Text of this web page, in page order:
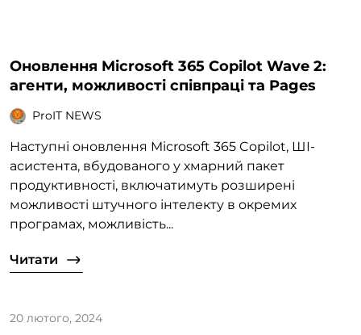
Оновлення Microsoft 365 Copilot Wave 2:
агенти, можливості співпраці та Pages
ProIT NEWS
Наступні оновлення Microsoft 365 Copilot, ШІ-
асистента, вбудованого у хмарний пакет
продуктивності, включатимуть розширені
можливості штучного інтелекту в окремих
програмах, можливість...
Читати
20 лютого, 2024